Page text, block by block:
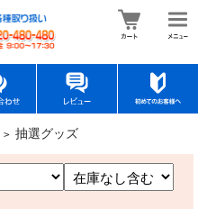
> 抽選グッズ